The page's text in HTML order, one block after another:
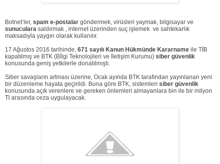
Botnet’ler, spam e-postalar göndermek, virüsleri yaymak, bilgisayar ve
sunuculara saldırmak , internet üzerinden suç işlemek ve sahtekarlık
maksadıyla yaygın olarak kullanılır.
17 Ağustos 2016 tarihinde, 671 sayılı Kanun Hükmünde Kararname ile TİB
kapatılmış ve BTK (Bİlgi Teknolojileri ve İletişim Kurumu) siber güvenlik
konusunda geniş yetkilerle donatılmıştı.
Siber savaşların artması üzerine, Ocak ayında BTK tarafından yayınlanan yeni
bir düzenleme hayata geçirildi. Buna göre BTK, sistemleri siber güvenlik
konusunda açık verenlere ve gereken önlemleri almayanlara bin ile bir milyon
Tl arasında ceza uygulayacak.